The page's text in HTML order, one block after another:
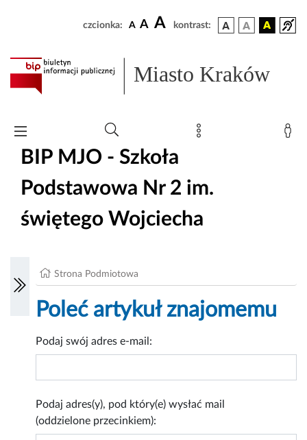
czcionka: A A A kontrast:
Miasto Kraków
BIP MJO - Szkoła
Podstawowa Nr 2 im.
świętego Wojciecha
Strona Podmiotowa
Poleć artykuł znajomemu
Podaj swój adres e-mail:
Podaj adres(y), pod który(e) wysłać mail
(oddzielone przecinkiem):